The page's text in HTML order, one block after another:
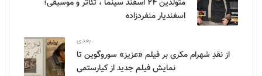
متولدین ۲۴ اسفند سینما ، تئاتر و موسیقی؛
اسفندیار منفردزاده
بعدی
از نقدِ شهرام مکری بر فیلم «عزیز» سوروگوین تا
نمایش فیلم جدید از کیارستمی